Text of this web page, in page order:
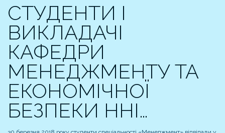
СТУДЕНТИ І
ВИКЛАДАЧІ
КАФЕДРИ
МЕНЕДЖМЕНТУ ТА
ЕКОНОМІЧНОЇ
БЕЗПЕКИ ННІ…